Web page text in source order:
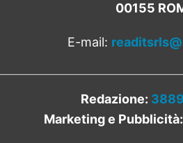
00155
E-mail:
Redazione:
Marketing e Pubblicità: